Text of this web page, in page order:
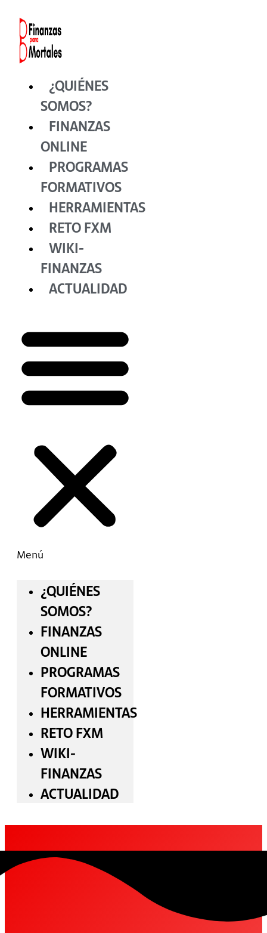
contenido
¿QUIÉNES
SOMOS?
FINANZAS
ONLINE
PROGRAMAS
FORMATIVOS
HERRAMIENTAS
RETO FXM
WIKI-
FINANZAS
ACTUALIDAD
Menú
¿QUIÉNES
SOMOS?
FINANZAS
ONLINE
PROGRAMAS
FORMATIVOS
HERRAMIENTAS
RETO FXM
WIKI-
FINANZAS
ACTUALIDAD